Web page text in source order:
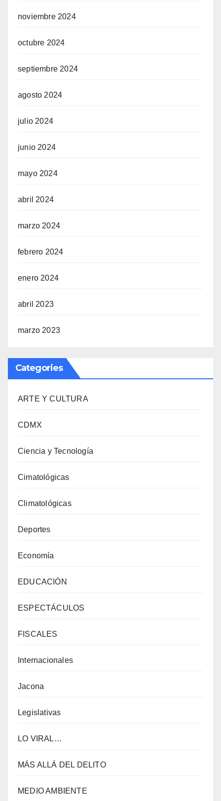
noviembre 2024
octubre 2024
septiembre 2024
agosto 2024
julio 2024
junio 2024
mayo 2024
abril 2024
marzo 2024
febrero 2024
enero 2024
abril 2023
marzo 2023
Categories
ARTE Y CULTURA
CDMX
Ciencia y Tecnología
Cimatológicas
Climatológicas
Deportes
Economía
EDUCACIÓN
ESPECTÁCULOS
FISCALES
Internacionales
Jacona
Legislativas
LO VIRAL…
MÁS ALLÁ DEL DELITO
MEDIO AMBIENTE